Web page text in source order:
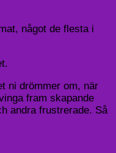
något de flesta i
ni drömmer om, när
fram skapande
andra frustrerade. Så